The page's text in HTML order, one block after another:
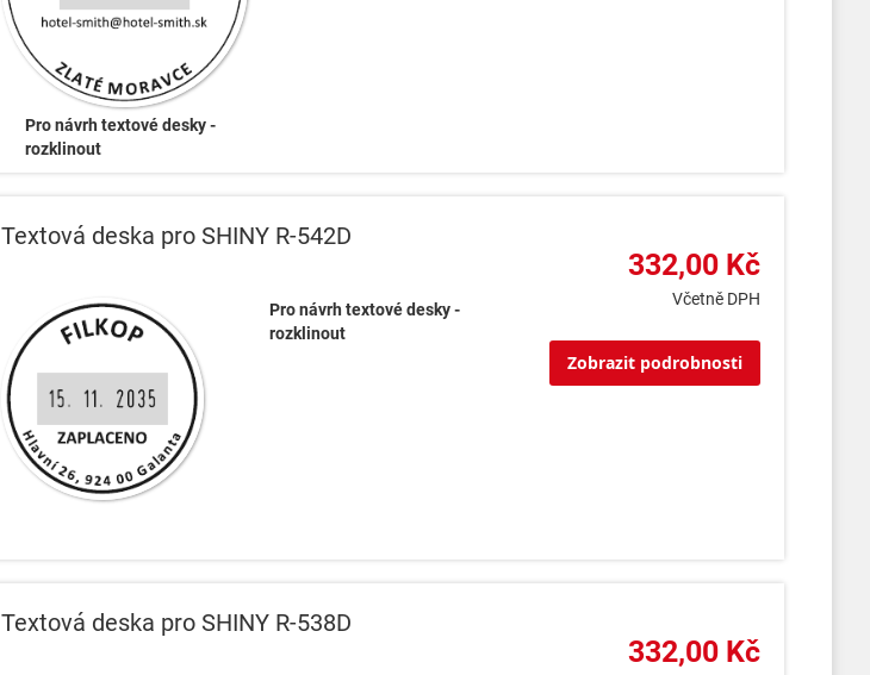
Pro návrh textové desky -
rozklinout
Textová deska pro SHINY R-542D
Pro návrh textové desky -
rozklinout
332,00 Kč
Včetně DPH
Zobrazit podrobnosti
Textová deska pro SHINY R-538D
332,00 Kč